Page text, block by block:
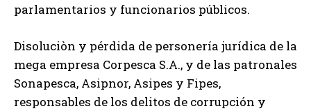
parlamentarios y funcionarios públicos.
Disoluciòn y pérdida de personería jurídica de la
mega empresa Corpesca S.A., y de las patronales
Sonapesca, Asipnor, Asipes y Fipes,
responsables de los delitos de corrupción y